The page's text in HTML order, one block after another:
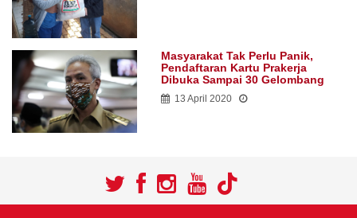
Masyarakat Tak Perlu Panik,
Pendaftaran Kartu Prakerja
Dibuka Sampai 30 Gelombang
13 April 2020